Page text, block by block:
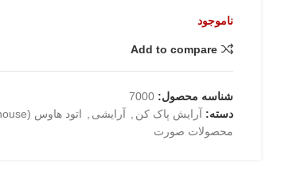
ناموجود
Add to compare
شناسه محصول: 7000
دسته: آرایش پاک کن آرایشی اتود هاوس (Etude house)
محصولات صورت